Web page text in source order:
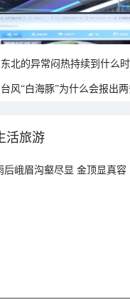
东北的异常闷热持续到什么
台风“白海豚”为什么会报出两
活旅游